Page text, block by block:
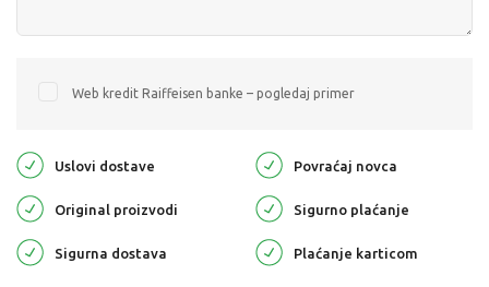
Web kredit Raiffeisen banke – pogledaj primer
Uslovi dostave Povraćaj novca
Original proizvodi Sigurno plaćanje
Sigurna dostava Plaćanje karticom